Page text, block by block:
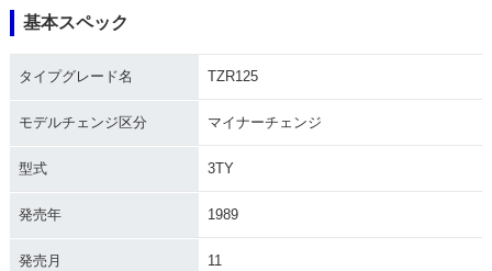
基本スペック
タイプグレード名 TZR125
モデルチェンジ区分 マイナーチェンジ
型式 3TY
発売年 1989
発売月 11